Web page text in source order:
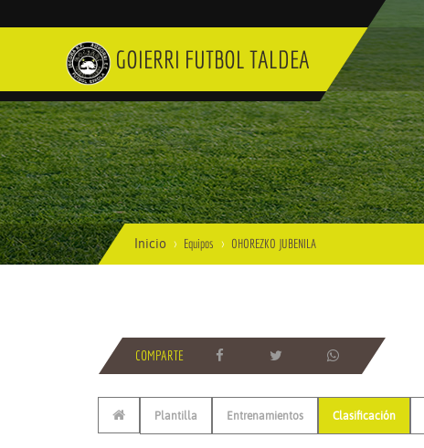
GOIERRI FUTBOL TALDEA
Inicio Equipos OHOREZKO JUBENILA
COMPARTE
Plantilla Entrenamientos Clasificación